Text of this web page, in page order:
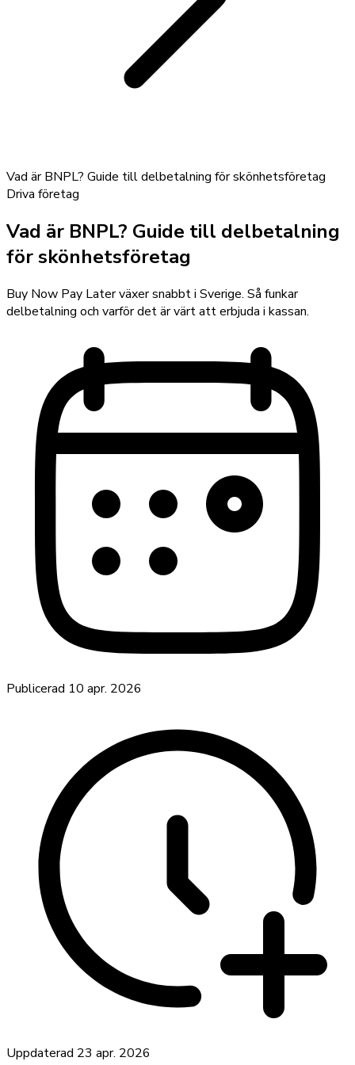
Vad är BNPL? Guide till delbetalning för skönhetsföretag
Driva företag
Vad är BNPL? Guide till delbetalning
för skönhetsföretag
Buy Now Pay Later växer snabbt i Sverige. Så funkar
delbetalning och varför det är värt att erbjuda i kassan.
Publicerad 10 apr. 2026
Uppdaterad 23 apr. 2026